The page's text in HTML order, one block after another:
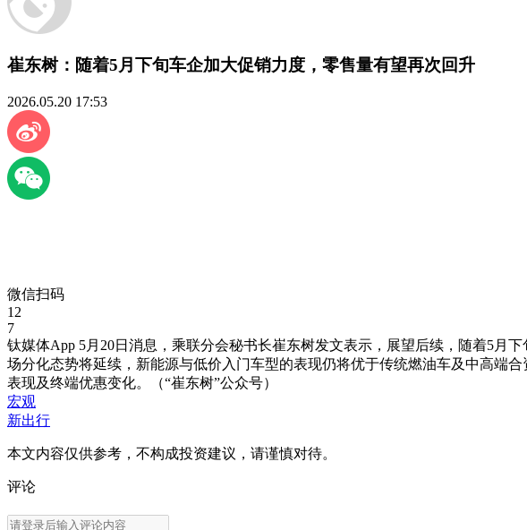
崔东树：随着5月下旬车企加大促销力度，零售量有望再次回升
2026.05.20 17:53
微信扫码
12
7
钛媒体App 5月20日消息，乘联分会秘书长崔东树发文表示，展望后续，随着5月
场分化态势将延续，新能源与低价入门车型的表现仍将优于传统燃油车及中高端
表现及终端优惠变化。（“崔东树”公众号）
宏观
新出行
本文内容仅供参考，不构成投资建议，请谨慎对待。
评论